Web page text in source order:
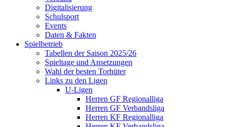
Digitalisierung
Schulsport
Events
Daten & Fakten
Spielbetrieb
Tabellen der Saison 2025/26
Spieltage und Ansetzungen
Wahl der besten Torhüter
Links zu den Ligen
U-Ligen
Herren GF Regionalliga
Herren GF Verbandsliga
Herren KF Regionalliga